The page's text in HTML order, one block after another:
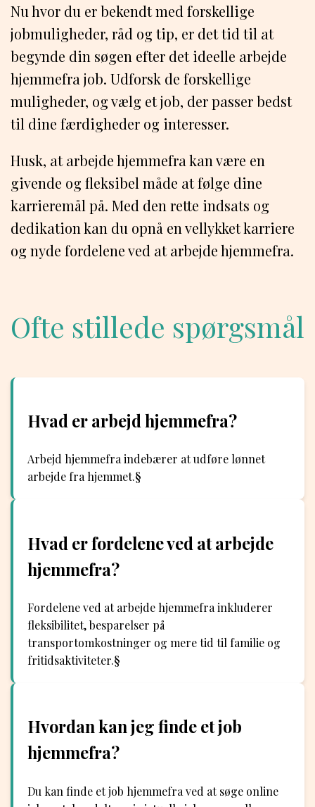
Nu hvor du er bekendt med forskellige
jobmuligheder, råd og tip, er det tid til at
begynde din søgen efter det ideelle arbejde
hjemmefra job. Udforsk de forskellige
muligheder, og vælg et job, der passer bedst
til dine færdigheder og interesser.
Husk, at arbejde hjemmefra kan være en
givende og fleksibel måde at følge dine
karrieremål på. Med den rette indsats og
dedikation kan du opnå en vellykket karriere
og nyde fordelene ved at arbejde hjemmefra.
Ofte stillede spørgsmål
Hvad er arbejd hjemmefra?
Arbejd hjemmefra indebærer at udføre lønnet
arbejde fra hjemmet.§
Hvad er fordelene ved at arbejde
hjemmefra?
Fordelene ved at arbejde hjemmefra inkluderer
fleksibilitet, besparelser på
transportomkostninger og mere tid til familie og
fritidsaktiviteter.§
Hvordan kan jeg finde et job
hjemmefra?
Du kan finde et job hjemmefra ved at søge online